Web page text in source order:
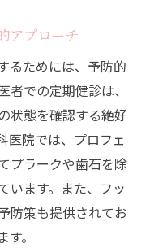
と健康維持
に与える影響
る定期通院のす
環境
歯医者を選ぶ方
の重要性
アプローチ
るためには、予防的
での定期健診は、
状態を確認する絶好
医院では、プロフェ
プラークや歯石を除
います。また、フッ
防策も提供されてお
。